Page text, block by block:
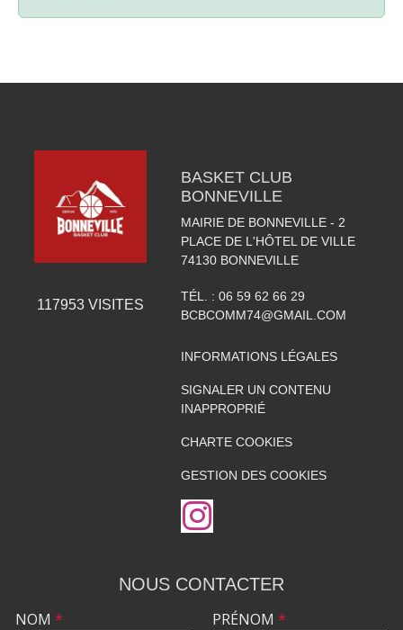
117953VISITES
BASKET CLUB
BONNEVILLE
MAIRIE DE BONNEVILLE - 2
PLACE DE L'HÔTEL DE VILLE
74130 BONNEVILLE
TÉL. : 06 59 62 66 29
BCBCOMM74@GMAIL.COM
INFORMATIONS LÉGALES
SIGNALER UN CONTENU
INAPPROPRIÉ
CHARTE COOKIES
GESTION DES COOKIES
NOUS CONTACTER
NOM * PRÉNOM *